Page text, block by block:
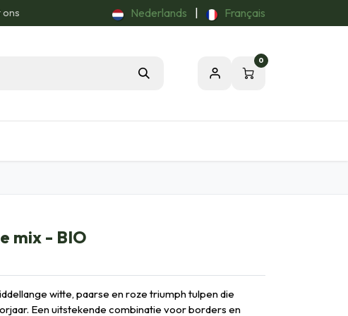
ons Nederlands Français
0
mix - BIO
witte, paarse en roze triumph tulpen die
Een uitstekende combinatie voor borders en